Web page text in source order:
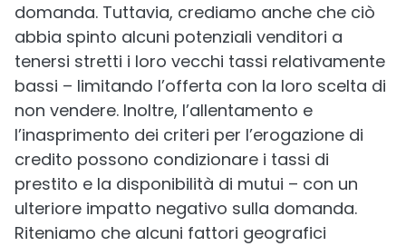
domanda. Tuttavia, crediamo anche che ciò
abbia spinto alcuni potenziali venditori a
tenersi stretti i loro vecchi tassi relativamente
bassi – limitando l’offerta con la loro scelta di
non vendere. Inoltre, l’allentamento e
l’inasprimento dei criteri per l’erogazione di
credito possono condizionare i tassi di
prestito e la disponibilità di mutui – con un
ulteriore impatto negativo sulla domanda.
Riteniamo che alcuni fattori geografici